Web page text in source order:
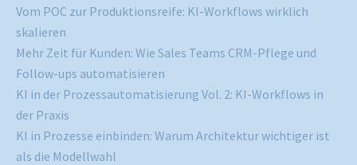
Vom POC zur Produktionsreife: KI-Workflows wirklich
skalieren
Mehr Zeit für Kunden: Wie Sales Teams CRM-Pflege und
Follow-ups automatisieren
KI in der Prozessautomatisierung Vol. 2: KI-Workflows in
der Praxis
KI in Prozesse einbinden: Warum Architektur wichtiger ist
als die Modellwahl